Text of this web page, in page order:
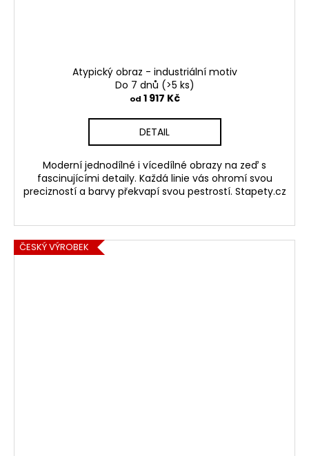
Atypický obraz - industriální motiv
Do 7 dnů (>5 ks)
od 1 917 Kč
DETAIL
Moderní jednodílné i vícedílné obrazy na zeď s
fascinujícími detaily. Každá linie vás ohromí svou
precizností a barvy překvapí svou pestrostí. Stapety.cz
ČESKÝ VÝROBEK